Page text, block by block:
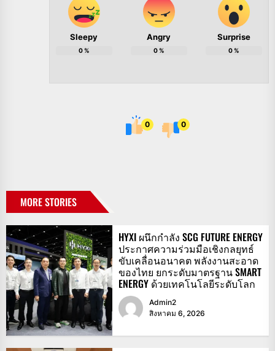
Sleepy
0%
Angry
0%
Surprise
0%
0 0
MORE STORIES
HYXI ผนึกกำลัง SCG FUTURE ENERGY
ประกาศความร่วมมือเชิงกลยุทธ์
ขับเคลื่อนอนาคต พลังงานสะอาด
ของไทย ยกระดับมาตรฐาน SMART
ENERGY ด้วยเทคโนโลยีระดับโลก
Admin2
สิงหาคม 6, 2026